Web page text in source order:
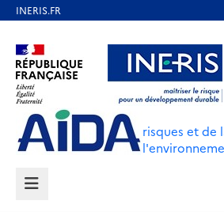
contenu
principal
Aller au contenu Aller au
Aller au pied de page
risques et de
MENU